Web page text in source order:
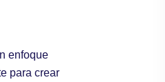
enfoque
para crear